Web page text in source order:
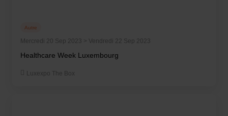
Mercredi 20 Sep 2023 > Vendredi 22 Sep 2023
Autre
Healthcare Week Luxembourg
Luxexpo The Box